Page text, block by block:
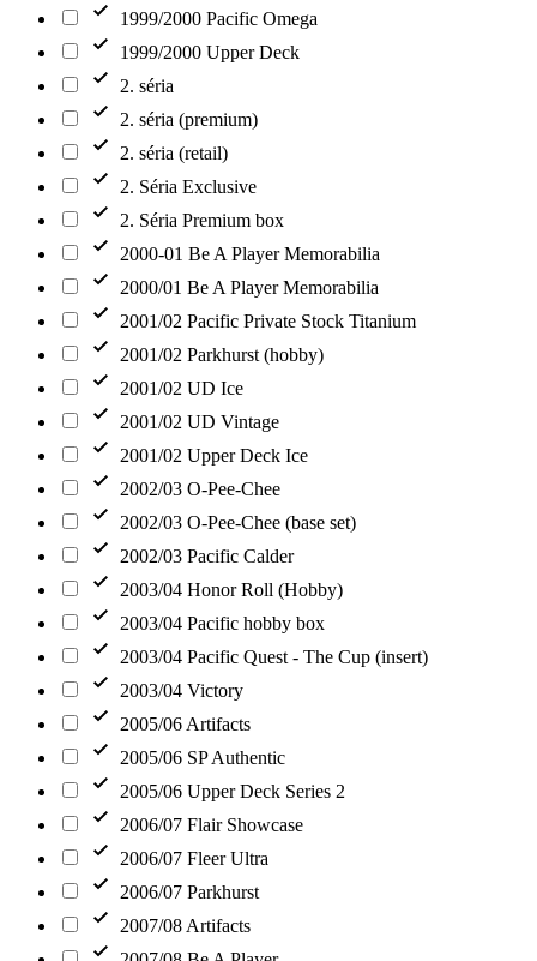
1999/2000 Pacific Omega
1999/2000 Upper Deck
2. séria
2. séria (premium)
2. séria (retail)
2. Séria Exclusive
2. Séria Premium box
2000-01 Be A Player Memorabilia
2000/01 Be A Player Memorabilia
2001/02 Pacific Private Stock Titanium
2001/02 Parkhurst (hobby)
2001/02 UD Ice
2001/02 UD Vintage
2001/02 Upper Deck Ice
2002/03 O-Pee-Chee
2002/03 O-Pee-Chee (base set)
2002/03 Pacific Calder
2003/04 Honor Roll (Hobby)
2003/04 Pacific hobby box
2003/04 Pacific Quest - The Cup (insert)
2003/04 Victory
2005/06 Artifacts
2005/06 SP Authentic
2005/06 Upper Deck Series 2
2006/07 Flair Showcase
2006/07 Fleer Ultra
2006/07 Parkhurst
2007/08 Artifacts